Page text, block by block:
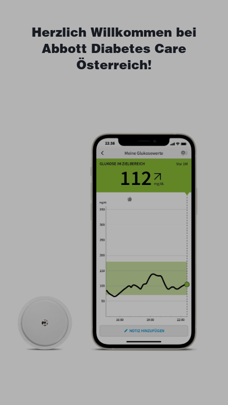
Herzlich Willkommen bei
Abbott Diabetes Care
Österreich!